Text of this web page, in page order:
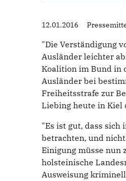
12.01.2016
"Die Verständigung
Ausländer leichter
Koalition im Bund in
Ausländer bei
Freiheitsstrafe zur
Liebing heute in Kiel
"Es ist gut, dass sich
betrachten, und
Einigung müsse nun
holsteinische
Ausweisung